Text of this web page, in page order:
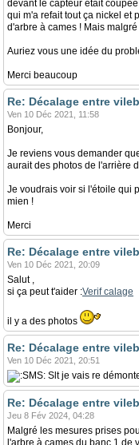
devant le capteur était
qui m'a refait tout ça nickel et
d'arbre à cames ! Mais
Auriez vous une idée du
Merci beaucoup
Re: Décalage entre
Ven 10 Déc 2021, 11:58
Bonjour,
Je reviens vous demander
aurait des photos de l'arrière
Je voudrais voir si l'étoile qui
mien !
Merci
Re: Décalage entre
Ven 10 Déc 2021, 20:09
Salut ,
si ça peut t'aider :Verif calage
il y a des photos
Re: Décalage entre
Ven 10 Déc 2021, 20:51
Slt je vais re
Re: Décalage entre
Jeu 8 Fév 2024, 04:28
Malgré les mesures prises
l'arbre à cames du banc 1 de